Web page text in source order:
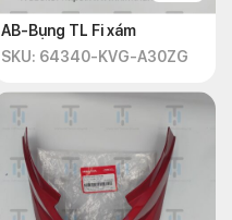
AB-Bụng TL Fi xám
SKU: 64340-KVG-A30ZG